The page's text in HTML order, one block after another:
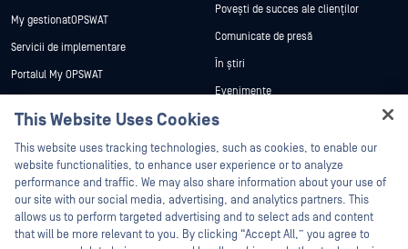
My gestionatOPSWAT
Servicii de implementare
Portalul My OPSWAT
vulnerabilităților
Parteneri
Certificare
Parteneri tehnologici
Povești de succes ale clienților
Comunicate de presă
În știri
Evenimente
Webinare
Fișe de date
Cărți albe
Instrumente gratuite
This Website Uses Cookies
This website uses tracking technologies, such as cookies, to enable our
website functionalities, to enhance user experience or to analyze
performance and traffic. We may also share information about your use of
our site with our social media, advertising, and analytics partners. This
allows us to perform targeted advertising and to select ads and content
that will be more relevant to you. By clicking “Accept All,” you agree to
Hey there!
I'm Ozzy, your OPSWAT virtual assistant.
How can I help you secure what's critical
today?